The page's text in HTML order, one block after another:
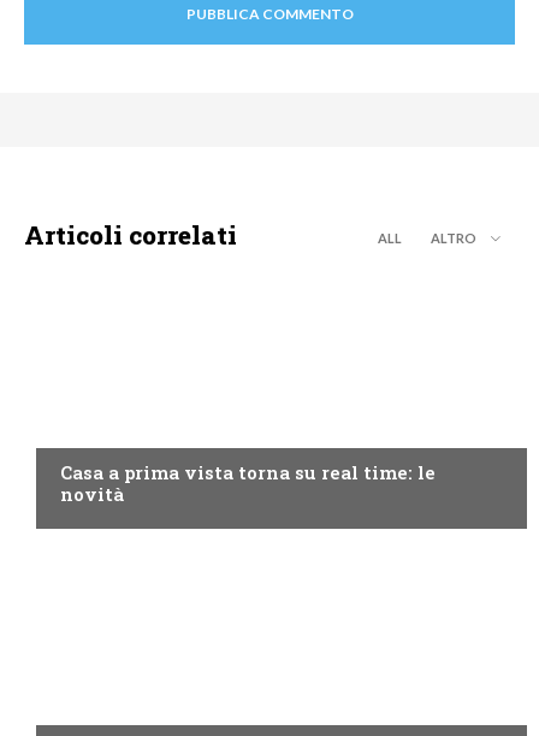
Articoli correlati ALL ALTRO
Casa a prima vista torna su real time: le
novità